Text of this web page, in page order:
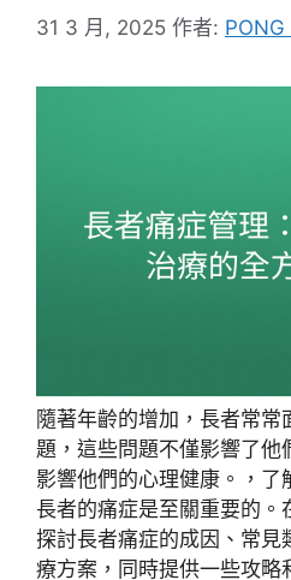
31 3 月, 2025 作者:
隨著年齡的增加，長者常常
題，這些問題不僅影響了他
影響他們的心理健康。，了
長者的痛症是至關重要的。
探討長者痛症的成因、常見
療方案，同時提供一些攻略